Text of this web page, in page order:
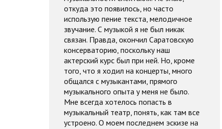
откуда это появилось, но часто
использую пение текста, мелодичное
звучание. С музыкой я не был никак
связан. Правда, окончил Саратовскую
консерваторию, поскольку наш
актерский курс был при ней. Но, кроме
того, что я ходил на концерты, много
общался с музыкантами, прямого
музыкального опыта у меня не было.
Мне всегда хотелось попасть в
музыкальный театр, понять, как там все
устроено. О моем последнем эскизе на